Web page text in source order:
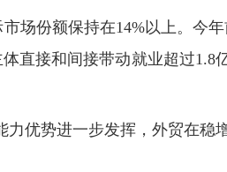
场份额保持在14%以上。今
直接和间接带动就业超过1.8
优势进一步发挥，外贸在稳